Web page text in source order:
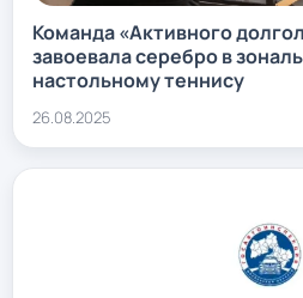
Команда «Активного
завоевала серебро в
настольному теннису
26.08.2025